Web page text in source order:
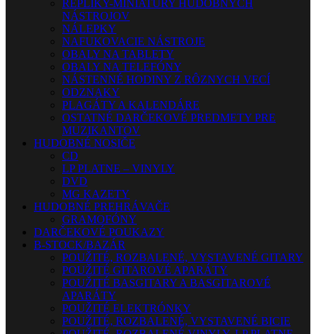
REPLIKY-MINIATÚRY HUDOBNÝCH
NÁSTROJOV
NÁLEPKY
NAFUKOVACIE NÁSTROJE
OBALY NA TABLETY
OBALY NA TELEFÓNY
NÁSTENNÉ HODINY Z RÔZNYCH VECÍ
ODZNAKY
PLAGÁTY A KALENDÁRE
OSTATNÉ DARČEKOVÉ PREDMETY PRE
MUZIKANTOV
HUDOBNÉ NOSIČE
CD
LP PLATNE – VINYLY
DVD
MG KAZETY
HUDOBNÉ PREHRÁVAČE
GRAMOFÓNY
DARČEKOVÉ POUKAZY
B-STOCK/BAZÁR
POUŽITÉ, ROZBALENÉ, VYSTAVENÉ GITARY
POUŽITÉ GITAROVÉ APARÁTY
POUŽITÉ BASGITARY A BASGITAROVÉ
APARÁTY
POUŽITÉ ELEKTRÓNKY
POUŽITÉ, ROZBALENÉ, VYSTAVENÉ BICIE